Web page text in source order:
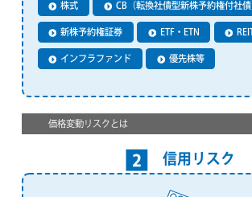
株式 CB（転換社債型新株予約権付社債
新株予約権証券 ETF・ETN
インフラファンド 優先株等
価格変動リスクとは
信用リスク